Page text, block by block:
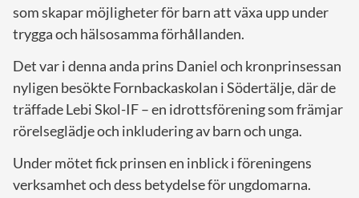
som skapar möjligheter för barn att växa upp under
trygga och hälsosamma förhållanden.
Det var i denna anda prins Daniel och kronprinsessan
nyligen besökte Fornbackaskolan i Södertälje, där de
träffade Lebi Skol-IF – en idrottsförening som främjar
rörelseglädje och inkludering av barn och unga.
Under mötet fick prinsen en inblick i föreningens
verksamhet och dess betydelse för ungdomarna.